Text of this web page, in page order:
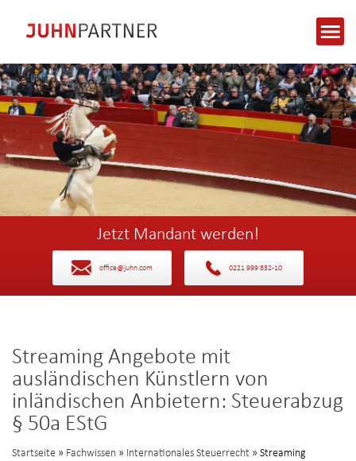
Jetzt Mandant werden!
office@juhn.com 0221 999 832-10
Streaming Angebote mit
ausländischen Künstlern von
inländischen Anbietern: Steuerabzug
§ 50a EStG
Startseite » Fachwissen » Internationales Steuerrecht » Streaming